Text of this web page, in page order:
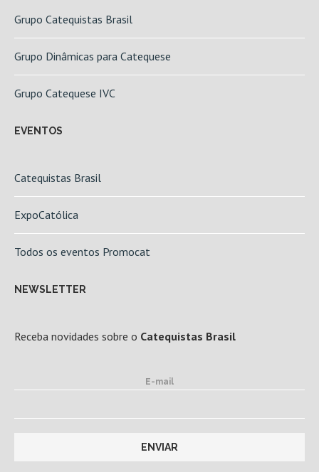
Grupo Catequistas Brasil
Grupo Dinâmicas para Catequese
Grupo Catequese IVC
EVENTOS
Catequistas Brasil
ExpoCatólica
Todos os eventos Promocat
NEWSLETTER
Receba novidades sobre o Catequistas Brasil
E-mail